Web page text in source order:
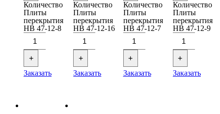
Количество
Плиты
перекрытия
НВ 47-12-8
+
Заказать
Количество
Плиты
перекрытия
НВ 47-12-16
+
Заказать
Количество
Плиты
перекрытия
НВ 47-12-7
+
Заказать
Количество
Плиты
перекрытия
НВ 47-12-9
+
Заказать